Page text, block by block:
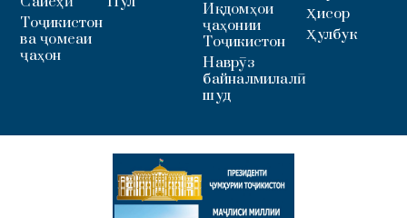
Тоҷикистон
ва ҷомеаи
ҷаҳон
Иқдомҳои
ҷаҳонии
Тоҷикистон
Наврӯз
байналмилалӣ
шуд
Ҳисор
Ҳулбук